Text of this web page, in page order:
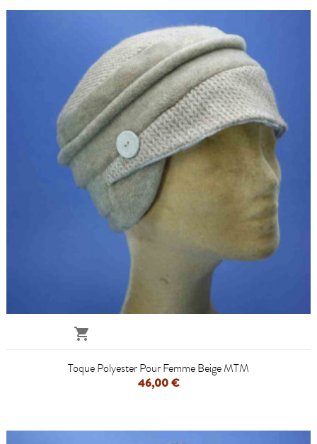

Toque Polyester Pour Femme Beige MTM
46,00 €